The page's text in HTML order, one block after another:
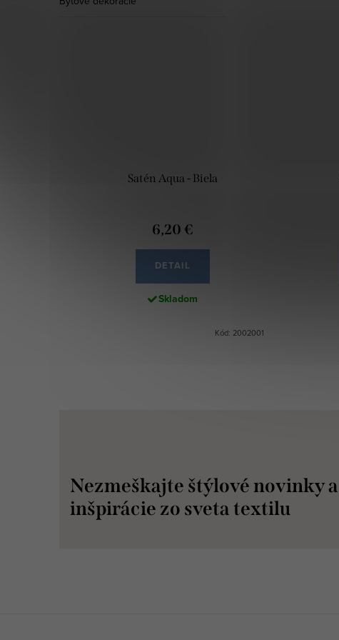
Satén Aqua - Biela
6,20 €
DETAIL
Skladom
Kód: 2002001
Nezmeškajte štýlové novinky a
inšpirácie zo sveta textilu